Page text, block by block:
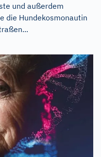
und außerdem
die Hundekosmonautin